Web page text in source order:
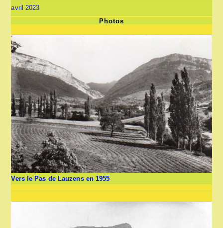
avril 2023
Photos
Vers le Pas de Lauzens en 1955